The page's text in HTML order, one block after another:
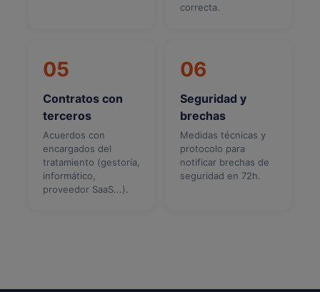
correcta.
05
Contratos con
terceros
Acuerdos con
encargados del
tratamiento (gestoría,
informático,
proveedor SaaS...).
06
Seguridad y
brechas
Medidas técnicas y
protocolo para
notificar brechas de
seguridad en 72h.